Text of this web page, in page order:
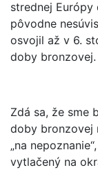
strednej
pôvodne
osvojil až v 6.
doby bronzovej.
Zdá sa, že sme
doby bronzovej
„na
vytlačený na